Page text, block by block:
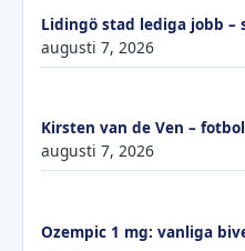
Lidingö stad lediga jobb –
augusti 7, 2026
Kirsten van de Ven –
augusti 7, 2026
Ozempic 1 mg: vanliga